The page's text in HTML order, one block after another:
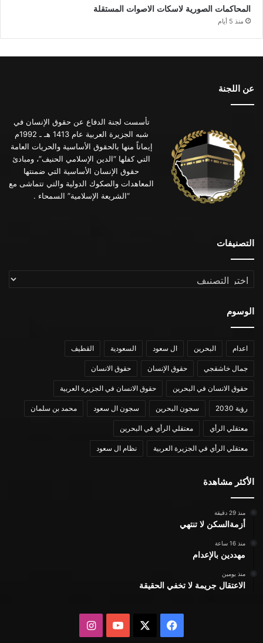
المحاكمات الصورية لاسكات الاصوات المستقلة
منذ 5 أيام
عن اللجنة
تأسست لجنة الدفاع عن حقوق الإنسان في
شبه الجزيرة العربية عام 1413 هـ ـ 1992م
إيماناً منها بالحقوق الأساسية والحريات العامة
التي كفلها “الدين الإسلامي الحنيف”، ومبادئ
حقوق الإنسان الأساسية التي ضمنتها
المعاهدات والصكوك الدولية والتي تتماشى مع
“الشريعة الإسلامية” السمحاء .
التصنيفات
التصنيفات
الوسوم
اعدام البحرين ال سعود السعودية القطيف
جمال خاشقجي حقوق الإنسان حقوق الانسان
حقوق الانسان في البحرين حقوق الانسان في الجزيرة العربية
رؤية 2030 سجون البحرين سجون ال سعود محمد بن سلمان
معتقلي الرأي معتقلي الرأي في البحرين
معتقلي الرأي في الجزيرة العربية نظام ال سعود
الأكثر مشاهدة
منذ 29 دقيقة
أزمةالسكن لا تنتهي
منذ 16 ساعة
مهددين بالإعدام
منذ يومين
الاعتقال جريمة لا تخفي الحقيقة
فيسبوك يوتيوبانستقرام